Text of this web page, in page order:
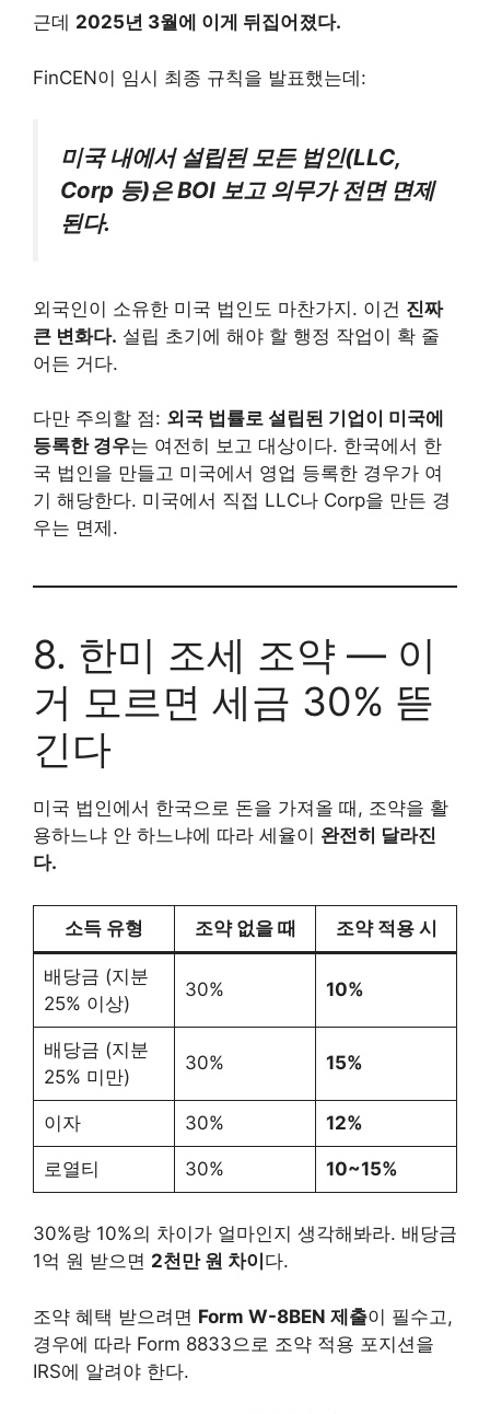
근데 2025년 3월에 이게 뒤집어졌다.
FinCEN이 임시 최종 규칙을 발표했는데:
미국 내에서 설립된 모든 법인(LLC,
Corp 등)은 BOI 보고 의무가 전면 면제
된다.
외국인이 소유한 미국 법인도 마찬가지. 이건 진짜
큰 변화다. 설립 초기에 해야 할 행정 작업이 확 줄
어든 거다.
다만 주의할 점: 외국 법률로 설립된 기업이 미국에
등록한 경우는 여전히 보고 대상이다. 한국에서 한
국 법인을 만들고 미국에서 영업 등록한 경우가 여
기 해당한다. 미국에서 직접 LLC나 Corp을 만든 경
우는 면제.
8. 한미 조세 조약 — 이
거 모르면 세금 30% 뜯
긴다
미국 법인에서 한국으로 돈을 가져올 때, 조약을 활
용하느냐 안 하느냐에 따라 세율이 완전히 달라진
다.
소득 유형 조약 없을 때 조약 적용 시
배당금 (지분
25% 이상)
30% 10%
배당금 (지분
25% 미만)
30% 15%
이자 30% 12%
로열티 30% 10~15%
30%랑 10%의 차이가 얼마인지 생각해봐라. 배당금
1억 원 받으면 2천만 원 차이 다.
조약 혜택 받으려면 Form W-8BEN 제출이 필수고,
경우에 따라 Form 8833으로 조약 적용 포지션을
IRS에 알려야 한다.